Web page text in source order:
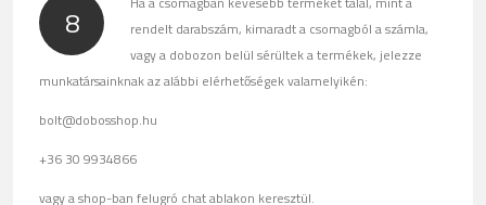
8
rendelt darabszám, kimaradt a csomagból a számla,
vagy a dobozon belül sérültek a termékek, jelezze
munkatársainknak az alábbi elérhetőségek valamelyikén:
bolt@dobosshop.hu
+36 30 9934866
vagy a shop-ban felugró chat ablakon keresztül.